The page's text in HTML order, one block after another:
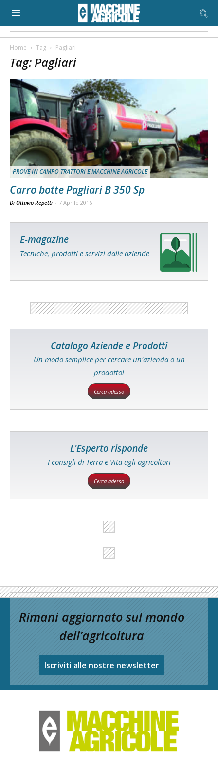
Home Tag Pagliari
Tag: Pagliari
PROVE IN CAMPO TRATTORI E MACCHINE AGRICOLE
Carro botte Pagliari B 350 Sp
Di Ottavio Repetti - 7 Aprile 2016
E-magazine
Tecniche, prodotti e servizi dalle aziende
Catalogo Aziende e Prodotti
Un modo semplice per cercare un'azienda o un
prodotto!
Cerca adesso
L'Esperto risponde
I consigli di Terra e Vita agli agricoltori
Cerca adesso
Rimani aggiornato sul mondo
dell’agricoltura
Iscriviti alle nostre newsletter